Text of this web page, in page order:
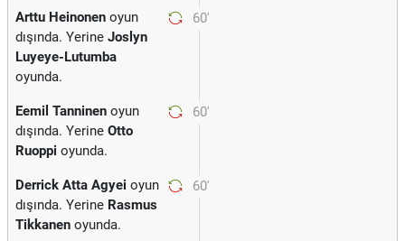
60'
Arttu Heinonen oyun
dışında. Yerine Joslyn
Luyeye-Lutumba
oyunda.
60'
Eemil Tanninen oyun
dışında. Yerine Otto
Ruoppi oyunda.
60'
Derrick Atta Agyei oyun
dışında. Yerine Rasmus
Tikkanen oyunda.